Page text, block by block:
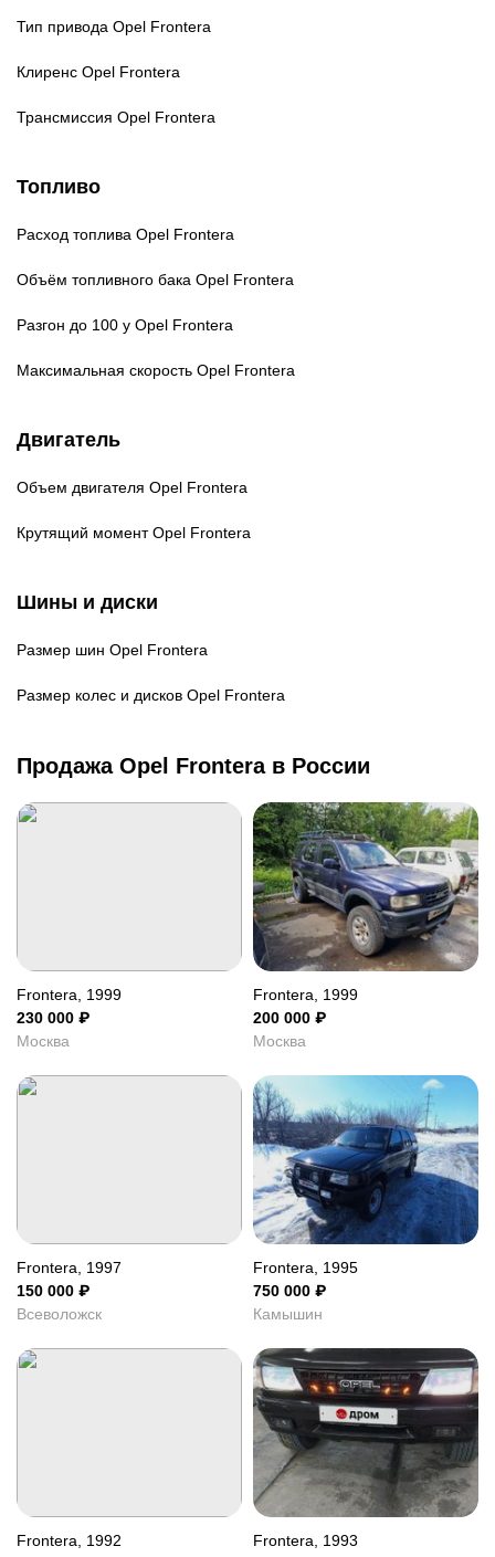
Тип привода Opel Frontera
Клиренс Opel Frontera
Трансмиссия Opel Frontera
Топливо
Расход топлива Opel Frontera
Объём топливного бака Opel Frontera
Разгон до 100 у Opel Frontera
Максимальная скорость Opel Frontera
Двигатель
Объем двигателя Opel Frontera
Крутящий момент Opel Frontera
Шины и диски
Размер шин Opel Frontera
Размер колес и дисков Opel Frontera
Продажа Opel Frontera в России
Frontera, 1999
230 000 ₽
Москва
Frontera, 1999
200 000 ₽
Москва
Frontera, 1997
150 000 ₽
Всеволожск
Frontera, 1995
750 000 ₽
Камышин
Frontera, 1992
Frontera, 1993